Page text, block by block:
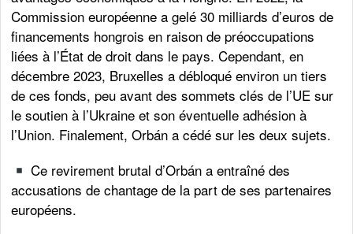
Commission européenne a gelé 30 milliards d’euros de
financements hongrois en raison de préoccupations
liées à l’État de droit dans le pays. Cependant, en
décembre 2023, Bruxelles a débloqué environ un tiers
de ces fonds, peu avant des sommets clés de l’UE sur
le soutien à l’Ukraine et son éventuelle adhésion à
l’Union. Finalement, Orbán a cédé sur les deux sujets.
Ce revirement brutal d’Orbán a entraîné des
accusations de chantage de la part de ses partenaires
européens.